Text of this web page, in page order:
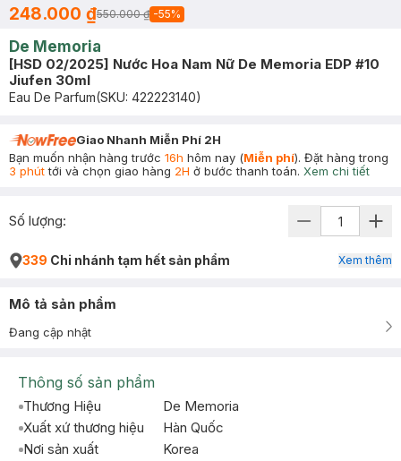
248.000 ₫550.000 ₫ -55%
De Memoria
[HSD 02/2025] Nước Hoa Nam Nữ De Memoria EDP #10
Jiufen 30ml
Eau De Parfum(SKU: 422223140)
Giao Nhanh Miễn Phí 2H
Bạn muốn nhận hàng trước 16h hôm nay (Miễn phí). Đặt hàng trong
3 phúttới và chọn giao hàng 2H ở bước thanh toán. Xem chi tiết
Số lượng:
339 Chi nhánh tạm hết sản phẩm Xem thêm
Mô tả sản phẩm
Đang cập nhật
Thông số sản phẩm
Thương Hiệu
De Memoria
Xuất xứ thương hiệu
Hàn Quốc
Nơi sản xuất
Korea